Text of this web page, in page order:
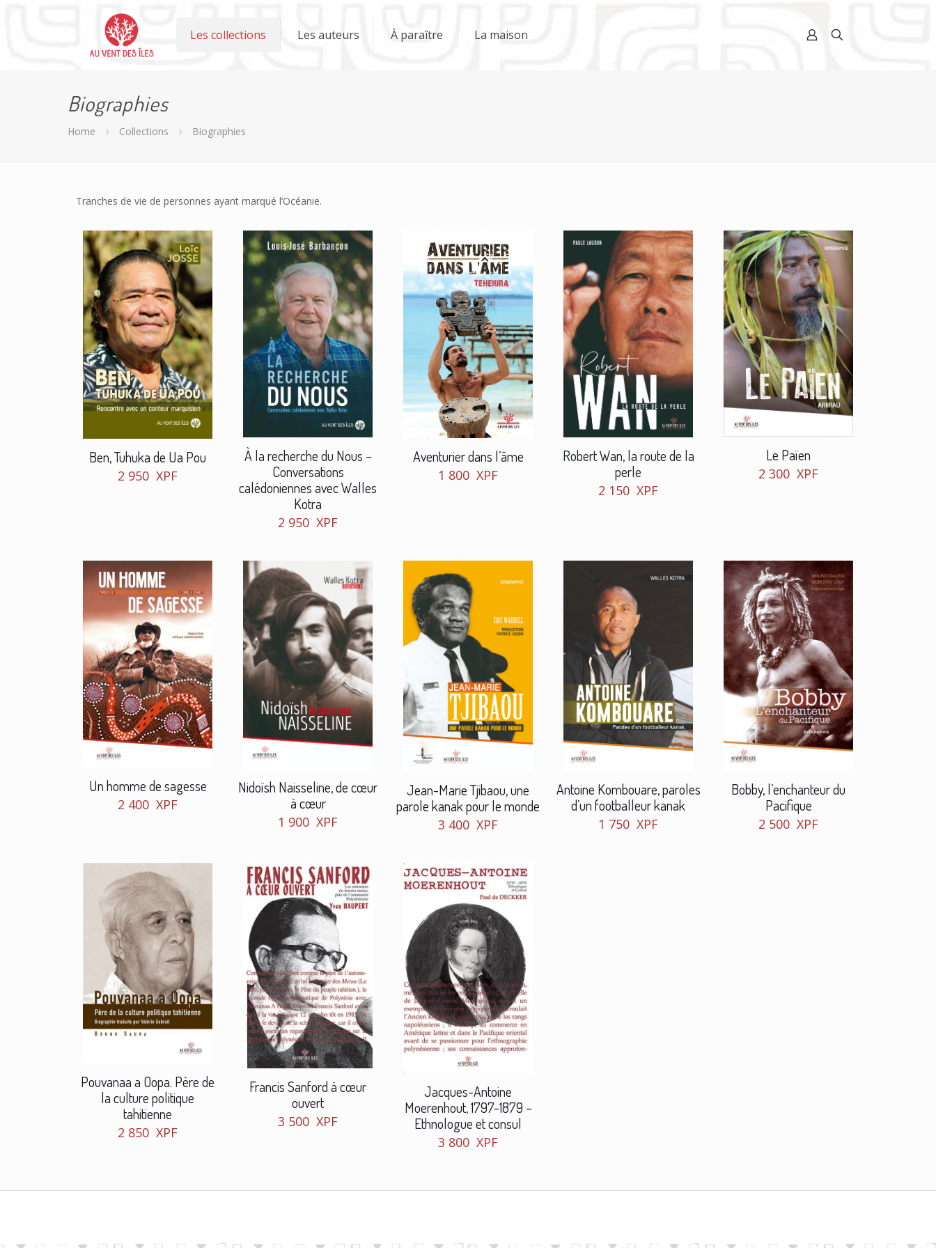
Les collections Les auteurs À paraître La maison
Biographies
Home Collections Biographies
Tranches de vie de personnes ayant marqué l’Océanie.
Ben, Tuhuka de Ua Pou
2 950 XPF
À la recherche du Nous –
Conversations
calédoniennes avec Walles
Kotra
2 950 XPF
Aventurier dans l’âme
1 800 XPF
Robert Wan, la route de la
perle
2 150 XPF
Le Païen
2 300 XPF
Un homme de sagesse
2 400 XPF
Nidoïsh Naisseline, de cœur
à cœur
1 900 XPF
Jean-Marie Tjibaou, une
parole kanak pour le monde
3 400 XPF
Antoine Kombouare, paroles
d’un footballeur kanak
1 750 XPF
Bobby, l’enchanteur du
Pacifique
2 500 XPF
Pouvanaa a Oopa. Père de
la culture politique
tahitienne
2 850 XPF
Francis Sanford à cœur
ouvert
3 500 XPF
Jacques-Antoine
Moerenhout, 1797-1879 –
Ethnologue et consul
3 800 XPF